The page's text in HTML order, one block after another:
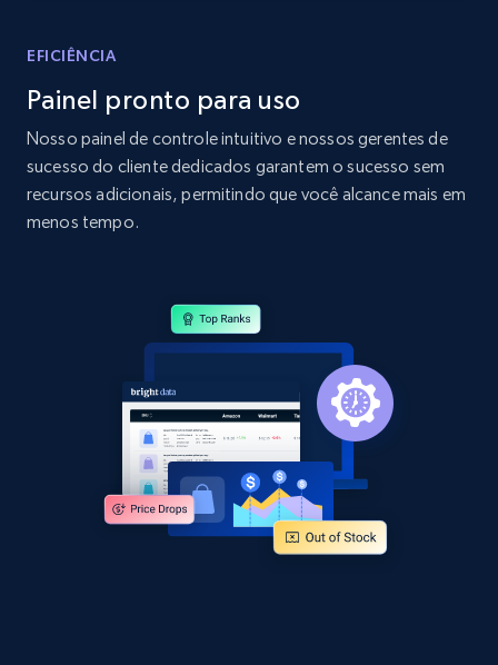
2.1K+ 355+ Comece agora
Home Depot US - Gather data on products
using specified keywords
Comece agora
Home Depot US - Discover products by
specified URL
URL, Domain, Country code, Model number,
EFICIÊNCIA
Painel pronto para uso
Nosso painel de controle intuitivo e nossos gerentes de
sucesso do cliente dedicados garantem o sucesso sem
recursos adicionais, permitindo que você alcance mais em
menos tempo.